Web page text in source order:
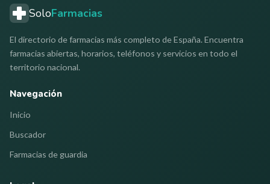
SoloFarmacias
El directorio de farmacias más completo de España. Encuentra
farmacias abiertas, horarios, teléfonos y servicios en todo el
territorio nacional.
Navegación
Inicio
Buscador
Farmacias de guardia